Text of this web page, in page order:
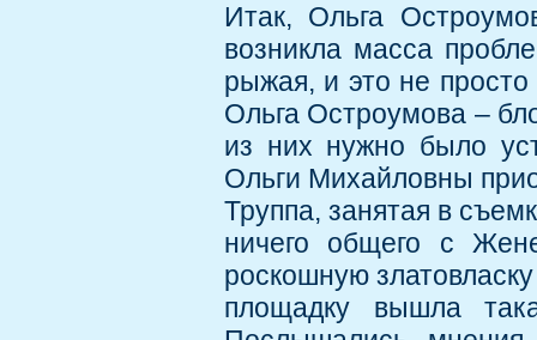
Итак, Ольга
возникла масса
рыжая, и это не
Ольга Остроумова –
из них нужно было
Ольги Михайловны
Труппа, занятая в
ничего общего с
роскошную
площадку вышла